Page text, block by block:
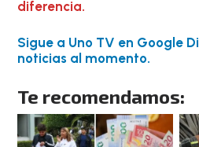
diferencia.
Sigue a Uno TV en Google
noticias al momento.
Te recomendamos: